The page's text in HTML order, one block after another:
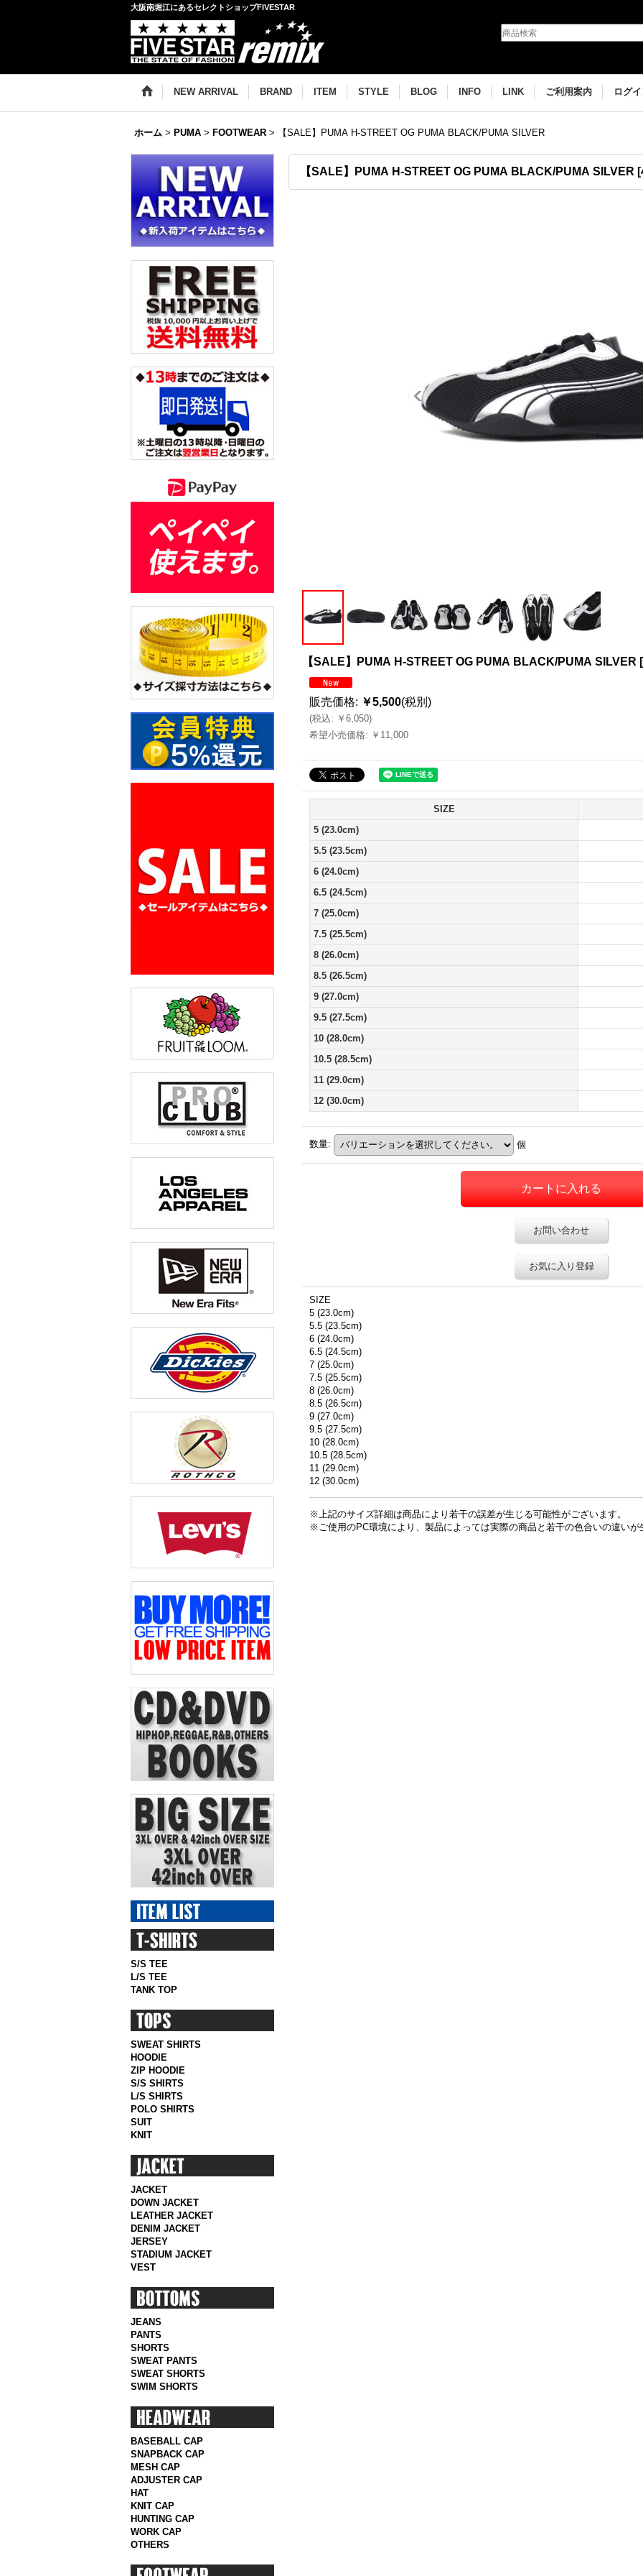
大阪南堀江にあるセレクトショップFIVESTAR
NEW ARRIVAL BRAND ITEM STYLE BLOG INFO LINK ご利用案内 ログ
ホーム > PUMA > FOOTWEAR > 【SALE】PUMA H-STREET OG PUMA BLACK/PUMA SILVER
S/S TEE
L/S TEE
TANK TOP
SWEAT SHIRTS
HOODIE
ZIP HOODIE
S/S SHIRTS
L/S SHIRTS
POLO SHIRTS
SUIT
KNIT
JACKET
DOWN JACKET
LEATHER JACKET
DENIM JACKET
JERSEY
STADIUM JACKET
VEST
JEANS
PANTS
SHORTS
SWEAT PANTS
SWEAT SHORTS
SWIM SHORTS
BASEBALL CAP
SNAPBACK CAP
MESH CAP
ADJUSTER CAP
HAT
KNIT CAP
HUNTING CAP
WORK CAP
OTHERS
【SALE】PUMA H-STREET OG PUMA BLACK/PUMA SILVER [
【SALE】PUMA H-STREET OG PUMA BLACK/PUMA SILVER [
販売価格: ￥5,500(税別)
(税込: ￥6,050)
希望小売価格: ￥11,000
SIZE
5 (23.0cm)
5.5 (23.5cm)
6 (24.0cm)
6.5 (24.5cm)
7 (25.0cm)
7.5 (25.5cm)
8 (26.0cm)
8.5 (26.5cm)
9 (27.0cm)
9.5 (27.5cm)
10 (28.0cm)
10.5 (28.5cm)
11 (29.0cm)
12 (30.0cm)
数量: 個
お問い合わせ
お気に入り登録
SIZE
5 (23.0cm)
5.5 (23.5cm)
6 (24.0cm)
6.5 (24.5cm)
7 (25.0cm)
7.5 (25.5cm)
8 (26.0cm)
8.5 (26.5cm)
9 (27.0cm)
9.5 (27.5cm)
10 (28.0cm)
10.5 (28.5cm)
11 (29.0cm)
12 (30.0cm)
※上記のサイズ詳細は商品により若干の誤差が生じる可能性がございます。
※ご使用のPC環境により、製品によっては実際の商品と若干の色合いの違いが